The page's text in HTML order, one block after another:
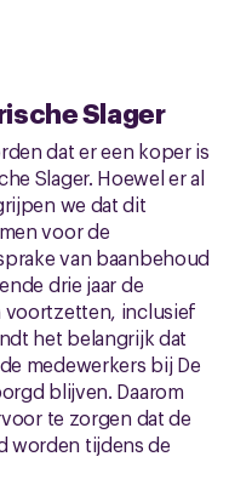
Slager
dat er een koper is
Slager. Hoewel er al
we dat dit
voor de
van baanbehoud
drie jaar de
voortzetten, inclusief
het belangrijk dat
medewerkers bij De
blijven. Daarom
te zorgen dat de
worden tijdens de